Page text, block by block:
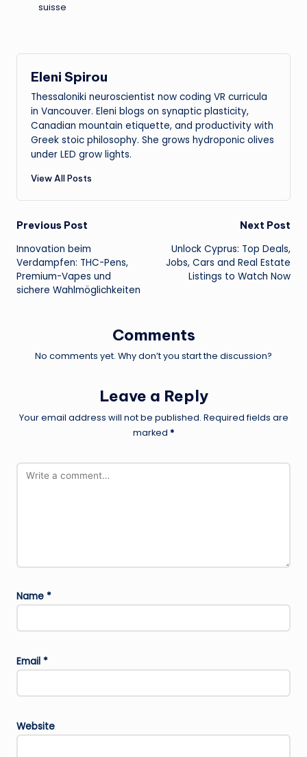
suisse
Eleni Spirou
Thessaloniki neuroscientist now coding VR curricula
in Vancouver. Eleni blogs on synaptic plasticity,
Canadian mountain etiquette, and productivity with
Greek stoic philosophy. She grows hydroponic olives
under LED grow lights.
View All Posts
Post
navigation
Previous Post
Innovation beim
Verdampfen: THC-Pens,
Premium-Vapes und
sichere Wahlmöglichkeiten
Next Post
Unlock Cyprus: Top Deals,
Jobs, Cars and Real Estate
Listings to Watch Now
Comments
No comments yet. Why don’t you start the discussion?
Leave a Reply
Your email address will not be published. Required fields are
marked *
Name *
Email *
Website